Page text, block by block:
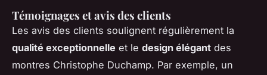
Témoignages et avis des clients
Les avis des clients soulignent régulièrement la
qualité exceptionnelle et le design élégant des
montres Christophe Duchamp. Par exemple, un